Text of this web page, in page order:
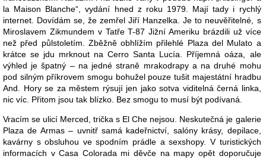
la Maison Blanche“, vydání hned z roku 1979. Mají tady i rychlý
internet. Dovídám se, že zemřel Jiří Hanzelka. Je to neuvěřitelné, s
Miroslavem Zikmundem v Tatře T-87 Jižní Ameriku brázdili už více
než před půlstoletím. Zběžně obhlížím přilehlé Plaza del Mulato a
krátce se jdu mrknout na Cerro Santa Lucía. Příjemná oáza, ale
výhled je špatný – na jedné straně mrakodrapy a na druhé mohu
pod silným příkrovem smogu bohužel pouze tušit majestátní hradbu
And. Hory se za městem rýsují jen jako sotva viditelná černá linka,
nic víc. Přitom jsou tak blízko. Bez smogu to musí být podívaná.
Vracím se ulicí Merced, trička s El Che nejsou. Neskutečná je galerie
Plaza de Armas – uvnitř samá kadeřnictví, salóny krásy, depilace,
kavárny s obsluhou ve spodním prádle a sexshopy. V turistických
informacích v Casa Colorada mi děvče na mapy opět doporučuje